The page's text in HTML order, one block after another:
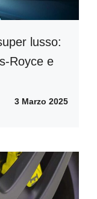
lusso:
Royce e
3 Marzo 2025